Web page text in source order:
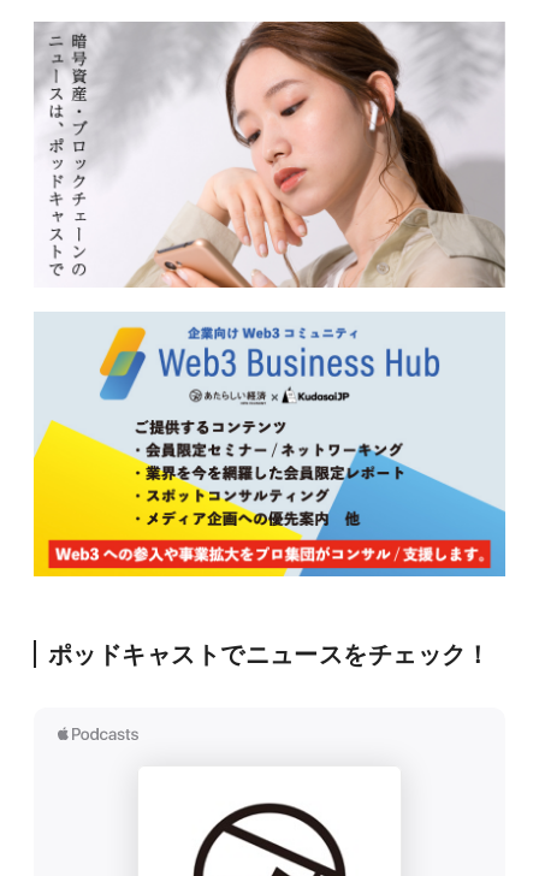
ポッドキャストでニュースをチェック！